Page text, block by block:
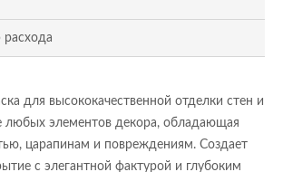
расхода
для высококачественной отделки стен и
любых элементов декора, обладающая
царапинам и повреждениям. Создает
с элегантной фактурой и глубоким